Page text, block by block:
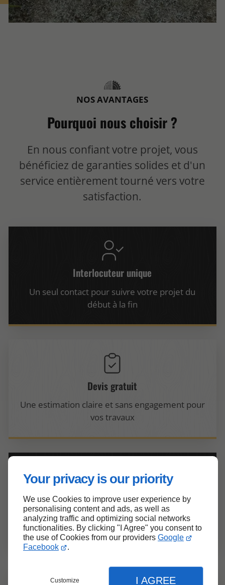
Your privacy is our priority
We use Cookies to improve user experience by
personalising content and ads, as well as
analyzing traffic and optimizing social networks
functionalities. By clicking "I Agree" you consent to
the use of Cookies from our providers Google
Facebook
.
Customize I AGREE
NOS AVANTAGES
Pourquoi nous choisir ?
En nous confiant votre projet, vous
bénéficiez de garanties solides et d'un
service entièrement tourné vers votre
satisfaction.
Interlocuteur unique
Un seul contact pour suivre votre projet du
début à la fin
Devis gratuit
Une estimation claire et sans engagement pour
vos travaux
Réactivité
Une assistance téléphonique et une
intervention rapides en toute circonstance